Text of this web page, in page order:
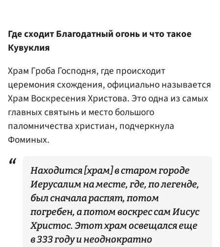
Где сходит Благодатный огонь и что такое
Кувуклия
Храм Гроба Господня, где происходит
церемония схождения, официально называется
Храм Воскресения Христова. Это одна из самых
главных святынь и место большого
паломничества христиан, подчеркнула
Фоминых.
Находится [храм] в старом городе
Иерусалим на месте, где, по легенде,
был сначала распят, потом
погребен, а потом воскрес сам Иисус
Христос. Этот храм освещался еще
в 333 году и неоднократно